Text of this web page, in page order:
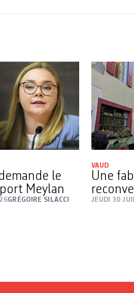
le
Meylan
GRÉGOIRE SILACCI
VAUD
Une
JEUDI 30